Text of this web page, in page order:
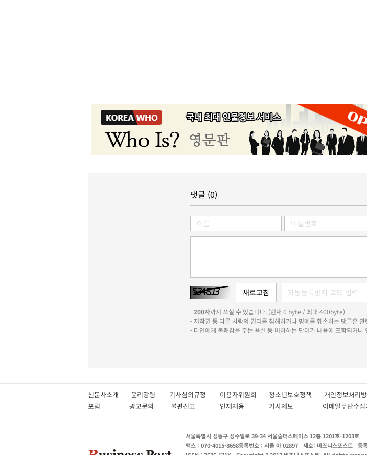
댓글 (0)
-200자까지 쓰실 수 있습니다. (현재 0 byte / 최대 400byte)
- 저작권 등 다른 사람의 권리를 침해하거나 명예를 훼손하는 댓글은
- 타인에게 불쾌감을 주는 욕설 등 비하하는 단어가 내용에 포함되거
신문사소개 윤리강령 기사심의규정 이용자위원회 청소년보호정책 개인정보처
포럼
광고문의 불편신고 인재채용 기사제보 이메일무단수
서울특별시 성동구 성수일로 39-34 서울숲더스페이스 12층 1201호-1203호
팩스 : 070-4015-8658등록번호 : 서울 아 02897 제호: 비즈니스포스트 등